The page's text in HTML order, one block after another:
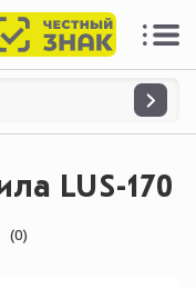
LUS-170
(0)